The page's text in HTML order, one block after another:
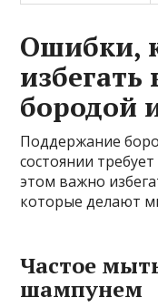
Ошибки,
избегать
бородой
Поддержание
состоянии
этом важно
которые делают
Частое
шампунем